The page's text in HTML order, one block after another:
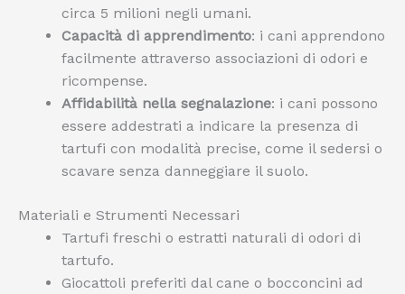
circa 5 milioni negli umani.
Capacità di apprendimento: i cani apprendono
facilmente attraverso associazioni di odori e
ricompense.
Affidabilità nella segnalazione: i cani possono
essere addestrati a indicare la presenza di
tartufi con modalità precise, come il sedersi o
scavare senza danneggiare il suolo.
Materiali e Strumenti Necessari
Tartufi freschi o estratti naturali di odori di
tartufo.
Giocattoli preferiti dal cane o bocconcini ad